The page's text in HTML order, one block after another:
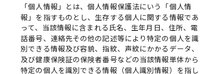
「個人情報」とは、個人情報保護法にいう「個人情
報」を指すものとし、生存する個人に関する情報であ
って、当該情報に含まれる氏名、生年月日、住所、電
話番号、連絡先その他の記述等により特定の個人を識
別できる情報及び容貌、指紋、声紋にかかるデータ、
及び健康保険証の保険者番号などの当該情報単体から
特定の個人を識別できる情報（個人識別情報）を指し